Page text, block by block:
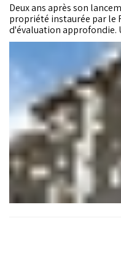
Deux ans après son
propriété instaurée par le
d'évaluation approfondie.
département de l’Habitat
programme sur les
l'économie nationale, et